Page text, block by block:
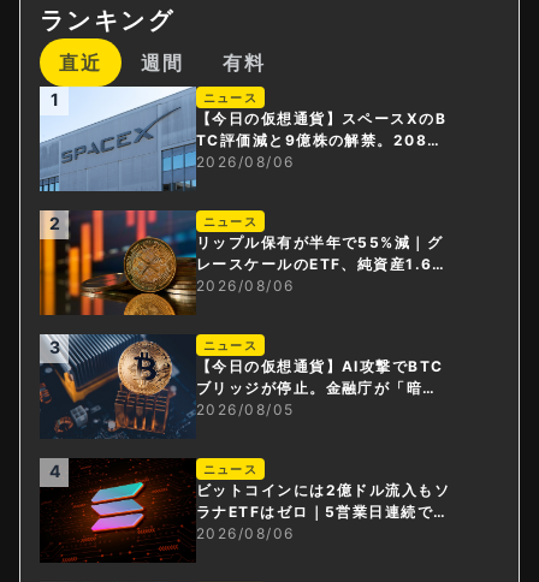
ランキング
直近 週間 有料
1 ニュース
【今日の仮想通貨】スペースXのB
TC評価減と9億株の解禁。208億
円相当のBTCが盗難
2026/08/06
2 ニュース
リップル保有が半年で55%減｜グ
レースケールのETF、純資産1.6億
ドル減
2026/08/06
3 ニュース
【今日の仮想通貨】AI攻撃でBTC
ブリッジが停止。金融庁が「暗号
資産・ステーブルコイン課」新設
2026/08/05
4 ニュース
ビットコインには2億ドル流入もソ
ラナETFはゼロ｜5営業日連続で停
止
2026/08/06